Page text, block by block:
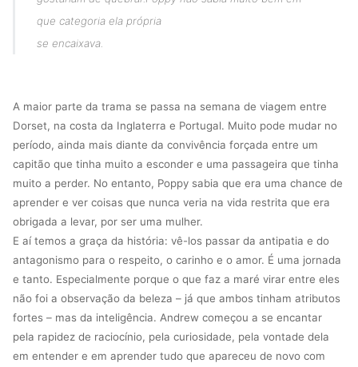
que categoria ela própria
se encaixava.
A maior parte da trama se passa na semana de viagem entre
Dorset, na costa da Inglaterra e Portugal. Muito pode mudar no
período, ainda mais diante da convivência forçada entre um
capitão que tinha muito a esconder e uma passageira que tinha
muito a perder. No entanto, Poppy sabia que era uma chance de
aprender e ver coisas que nunca veria na vida restrita que era
obrigada a levar, por ser uma mulher.
E aí temos a graça da história: vê-los passar da antipatia e do
antagonismo para o respeito, o carinho e o amor. É uma jornada
e tanto. Especialmente porque o que faz a maré virar entre eles
não foi a observação da beleza – já que ambos tinham atributos
fortes – mas da inteligência. Andrew começou a se encantar
pela rapidez de raciocínio, pela curiosidade, pela vontade dela
em entender e em aprender tudo que apareceu de novo com